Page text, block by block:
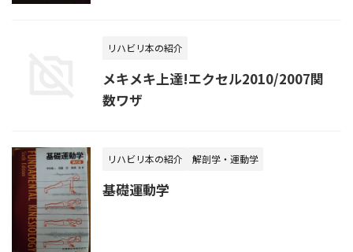
リハビリ本の紹介
メキメキ上達!エクセル2010/2007関
数ワザ
リハビリ本の紹介 解剖学・運動学
基礎運動学